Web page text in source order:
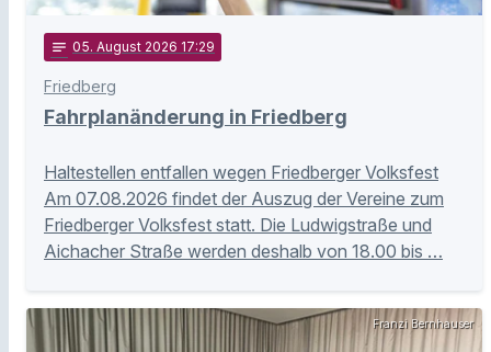
notes 05. August 2026 17:29
Friedberg
Fahrplanänderung in Friedberg
Haltestellen entfallen wegen Friedberger Volksfest
Am 07.08.2026 findet der Auszug der Vereine zum
Friedberger Volksfest statt. Die Ludwigstraße und
Aichacher Straße werden deshalb von 18.00 bis …
Franzi Bernhauser